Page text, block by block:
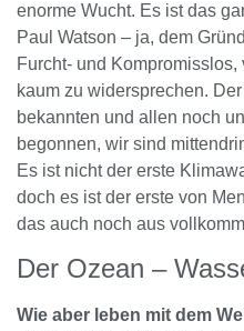
enorme Wucht. Es ist das
Paul Watson – ja, dem
Furcht- und
kaum zu widersprechen.
bekannten und allen noch
begonnen, wir sind
Es ist nicht der erste
doch es ist der erste von
das auch noch aus
Der Ozean –
Wie aber leben mit dem